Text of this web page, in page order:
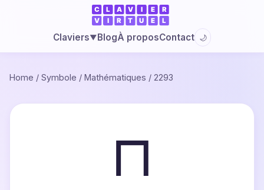
Claviers▼BlogÀ proposContact 🌙
Home / Symbole / Mathématiques / 2293
⊓